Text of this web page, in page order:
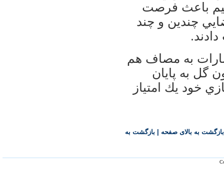
تيم باعث فرصت
چندين و چند
به مصاف هم
گل به پايان
خود يك امتياز
بازگشت به بالای صفحه بازگشت به